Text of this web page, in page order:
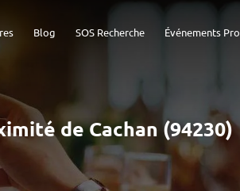
Événements Pro
SOS Recherche
Blog
de Cachan (94230)